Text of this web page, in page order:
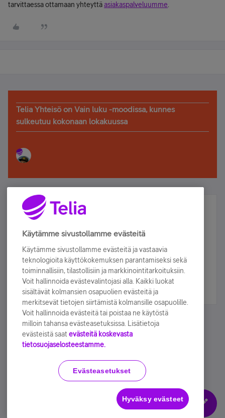
tarvittaessa ottamaan yhteyttäasiakaspalveluumme
Telia Yhteisö on Vain luku -moodissa, kunnes
sulkeutuu kokonaan lokakuussa
Älä jää paitsi – osallistu ja voita!
Tilaa Telian uutiskirje ja olet mukana arvonnassa.
sähköpostiisi.
Tilaa nyt
Käyttöehdot Accessibility statement
Evästeasetukset
Käytämme sivustollamme evästeitä
Käytämme sivustollamme evästeitä ja vastaavia
teknologioita käyttökokemuksen parantamiseksi sekä
toiminnallisiin, tilastollisiin ja markkinointitarkoituksiin.
Voit hallinnoida evästevalintojasi alla. Kaikki luokat
sisältävät kolmansien osapuolien evästeitä ja
merkitsevät tietojen siirtämistä kolmansille osapuolille.
Voit hallinnoida evästeitä tai poistaa ne käytöstä
milloin tahansa evästeasetuksissa. Lisätietoja
evästeistä saat evästeitä koskevasta
tietosuojaselosteestamme.
Evästeasetukset
Hyväksy evästeet